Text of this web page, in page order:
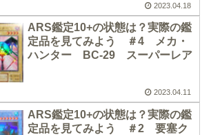
2023.04.18
ARS鑑定10+の状態は？実際の鑑
定品を見てみよう ＃4 メカ・
ハンター BC-29 スーパーレア
2023.04.11
ARS鑑定10+の状態は？実際の鑑
定品を見てみよう ＃2 要塞ク